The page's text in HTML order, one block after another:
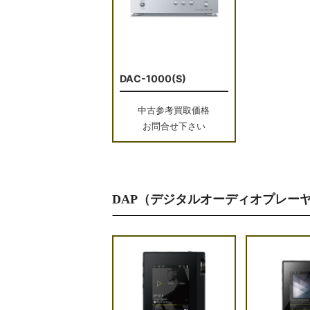
DAC-1000(S)
中古参考買取価格
お問合せ下さい
DAP（デジタルオーディオプレー